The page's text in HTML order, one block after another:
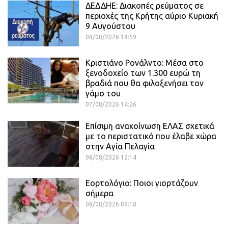
ΔΕΔΔΗΕ: Διακοπές ρεύματος σε
περιοχές της Κρήτης αύριο Κυριακή
9 Αυγούστου
08/08/2026 18:59
Κριστιάνο Ρονάλντο: Μέσα στο
ξενοδοχείο των 1.300 ευρώ τη
βραδιά που θα φιλοξενήσει τον
γάμο του
07/08/2026 14:26
Επίσιμη ανακοίνωση ΕΛΑΣ σχετικά
με το περιστατικό που έλαβε χώρα
στην Αγία Πελαγία
08/08/2026 12:14
Εορτολόγιο: Ποιοι γιορτάζουν
σήμερα
08/08/2026 09:18